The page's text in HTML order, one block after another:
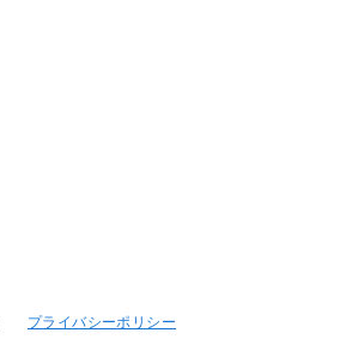
プライバシーポリシー